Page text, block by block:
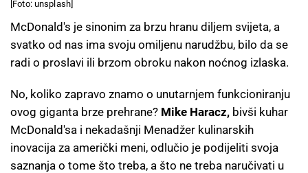
[Foto: unsplash]
McDonald's je sinonim za brzu hranu diljem svijeta, a
svatko od nas ima svoju omiljenu narudžbu, bilo da se
radi o proslavi ili brzom obroku nakon noćnog izlaska.
No, koliko zapravo znamo o unutarnjem funkcioniranju
ovog giganta brze prehrane? Mike Haracz, bivši kuhar
McDonald'sa i nekadašnji Menadžer kulinarskih
inovacija za američki meni, odlučio je podijeliti svoja
saznanja o tome što treba, a što ne treba naručivati u